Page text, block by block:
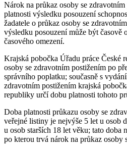
Nárok na průkaz osoby se
platnosti výsledku posouzení
žadatele o průkaz osoby se
výsledku posouzení může být časově
časového omezení.
Krajská pobočka Úřadu práce České
osoby se zdravotním postižením po
správního poplatku; současně s
zdravotním postižením krajská
republiky určí dobu platnosti tohoto
Doba platnosti průkazu osoby se
veřejné listiny je nejvýše 5 let u osob
u osob starších 18 let věku; tato doba
po kterou trvá nárok na průkaz osoby